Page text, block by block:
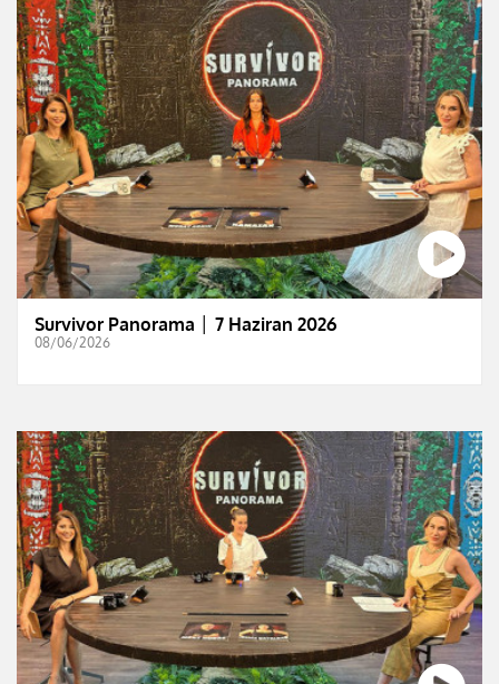
Survivor Panorama │ 7 Haziran 2026
08/06/2026